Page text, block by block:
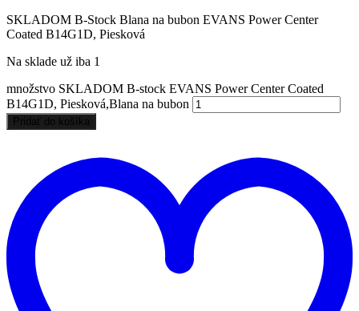
SKLADOM B-Stock Blana na bubon EVANS Power Center
Coated B14G1D, Piesková
Na sklade už iba 1
množstvo SKLADOM B-stock EVANS Power Center Coated
B14G1D, Piesková,Blana na bubon
Pridať do košíka